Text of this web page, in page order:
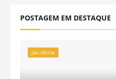
POSTAGEM EM DESTAQUE
Jacobina